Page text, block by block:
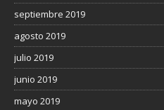
septiembre 2019
agosto 2019
julio 2019
junio 2019
mayo 2019